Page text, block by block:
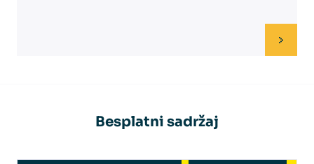
Besplatni sadržaj